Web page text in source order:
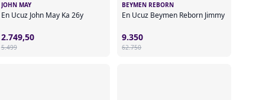
JOHN MAY
En Ucuz John May Ka 26y
2.749,50
5.499
BEYMEN REBORN
En Ucuz Beymen Reborn Jimmy
9.350
62.750